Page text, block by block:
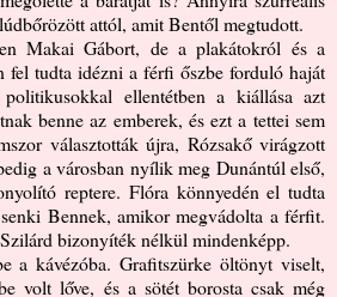
attól, amit Bentől megtudott.
Makai Gábort, de a plakátokról és a
fel tudta idézni a férfi őszbe forduló haját
ellentétben a kiállása azt
benne az emberek, és ezt a tettei sem
választották újra, Rózsakő virágzott
a városban nyílik meg Dunántúl első,
reptere. Flóra könnyedén el tudta
Bennek, amikor megvádolta a férfit.
bizonyíték nélkül mindenképp.
a kávézóba. Grafitszürke öltönyt viselt,
volt lőve, és a sötét borosta csak még